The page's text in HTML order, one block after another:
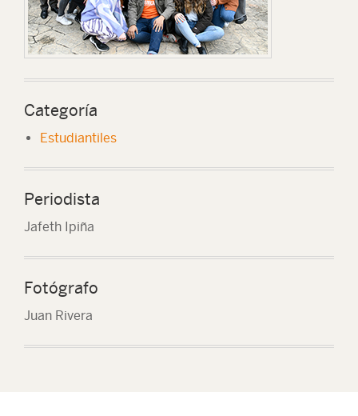
Categoría
Estudiantiles
Periodista
Jafeth Ipiña
Fotógrafo
Juan Rivera